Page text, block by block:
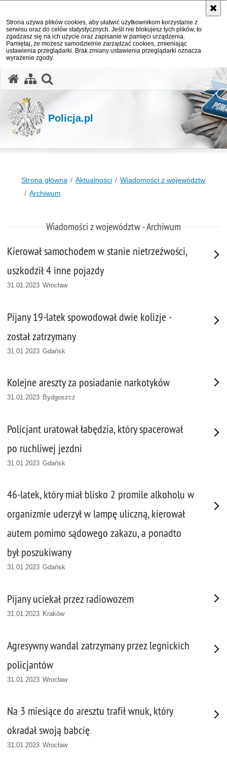
Strona używa plików cookies, aby ułatwić użytkownikom korzystanie z
serwisu oraz do celów statystycznych. Jeśli nie blokujesz tych plików, to
zgadzasz się na ich użycie oraz zapisanie w pamięci urządzenia.
Pamiętaj, że możesz samodzielnie zarządzać cookies, zmieniając
ustawienia przeglądarki. Brak zmiany ustawienia przeglądarki oznacza
wyrażenie zgody.
Policja.pl
Strona główna Aktualności
Wiadomości z województw
Archiwum
Wiadomości z województw - Archiwum
Kierował samochodem w stanie nietrzeźwości,
uszkodził 4 inne pojazdy
31.01.2023 Wrocław
Pijany 19-latek spowodował dwie kolizje -
został zatrzymany
31.01.2023 Gdańsk
Kolejne areszty za posiadanie narkotyków
31.01.2023 Bydgoszcz
Policjant uratował łabędzia, który spacerował
po ruchliwej jezdni
31.01.2023 Gdańsk
46-latek, który miał blisko 2 promile alkoholu w
organizmie uderzył w lampę uliczną, kierował
autem pomimo sądowego zakazu, a ponadto
był poszukiwany
31.01.2023 Gdańsk
Pijany uciekał przez radiowozem
31.01.2023 Kraków
Agresywny wandal zatrzymany przez legnickich
policjantów
31.01.2023 Wrocław
Na 3 miesiące do aresztu trafił wnuk, który
okradał swoją babcię
31.01.2023 Wrocław